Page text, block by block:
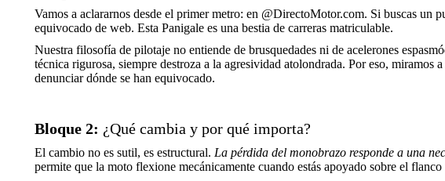
Vamos a aclararnos desde el primer metro: en @DirectoMotor.com. Si buscas un
equivocado de web. Esta Panigale es una bestia de carreras matriculable.
Nuestra filosofía de pilotaje no entiende de brusquedades ni de acelerones
técnica rigurosa, siempre destroza a la agresividad atolondrada. Por eso,
denunciar dónde se han equivocado.
Bloque 2: ¿Qué cambia y por qué importa?
El cambio no es sutil, es estructural. La pérdida del monobrazo responde a una
permite que la moto flexione mecánicamente cuando estás apoyado sobre el